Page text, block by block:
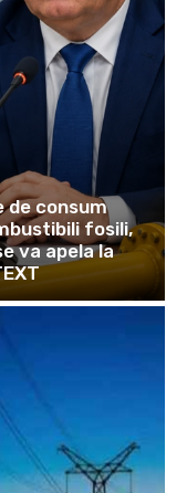
de consum
fosili,
va apela la